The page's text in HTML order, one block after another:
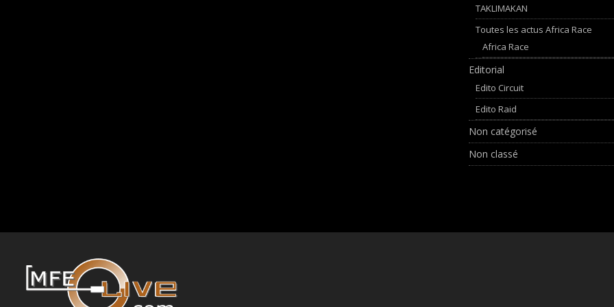
TAKLIMAKAN
Toutes les actus Africa Race
Africa Race
Editorial
Edito Circuit
Edito Raid
Non catégorisé
Non classé